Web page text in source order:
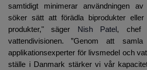
samtidigt minimerar användningen av
söker sätt att förädla biprodukter
produkter," säger
Nish Patel , chef
vattendivisionen.
”Genom att
applikationsexperter för livsmedel och
ställe i Danmark stärker vi vår